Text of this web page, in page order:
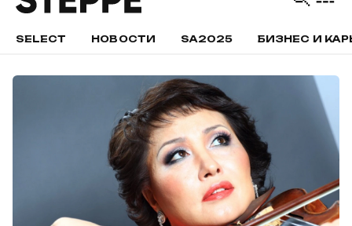
SELECT НОВОСТИ SA2025 БИЗНЕС И